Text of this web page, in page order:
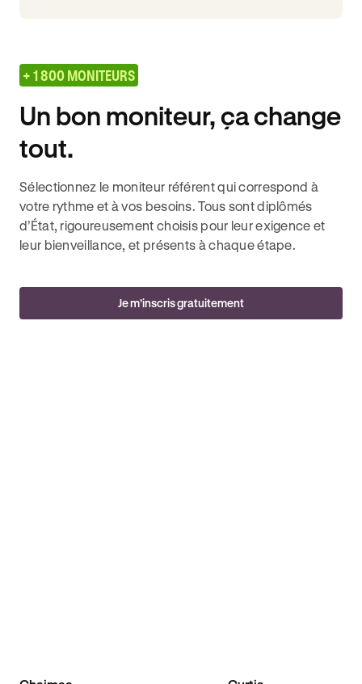
+ 1 800 MONITEURS
Un bon moniteur, ça change
tout.
Sélectionnez le moniteur référent qui correspond à
votre rythme et à vos besoins. Tous sont diplômés
d’État, rigoureusement choisis pour leur exigence et
leur bienveillance, et présents à chaque étape.
Je m’inscris gratuitement